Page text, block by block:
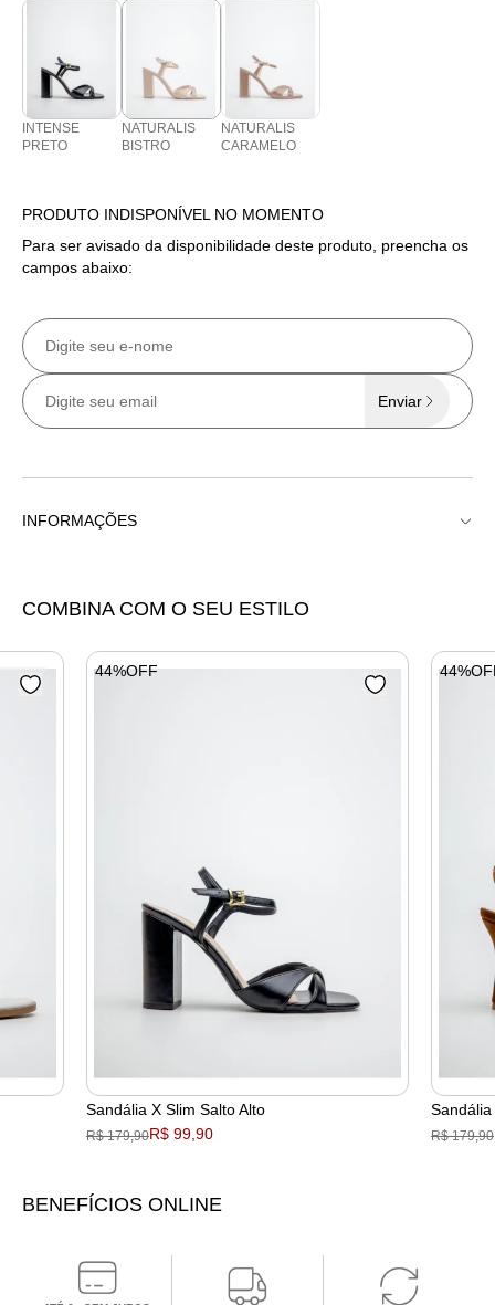
INTENSE
PRETO
NATURALIS
BISTRO
NATURALIS
CARAMELO
PRODUTO INDISPONÍVEL NO MOMENTO
Para ser avisado da disponibilidade deste produto, preencha os
campos abaixo:
Enviar
INFORMAÇÕES
COMBINA COM O SEU ESTILO
Sandália X Slim Salto Alto
R$ 179,90R$ 99,90
44%OFF
Sandália
R$ 179,90
BENEFÍCIOS ONLINE